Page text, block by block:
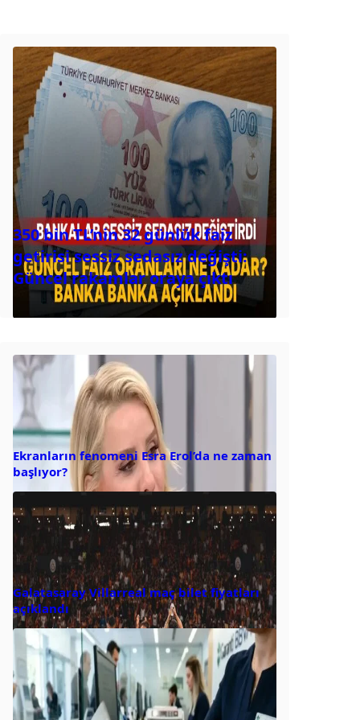
350 bin TL’nin 32 günlük faiz
getirisi sessiz sedasız değişti:
Güncel rakamlar oraya çıktı
Ekranların fenomeni Esra Erol’da ne zaman
başlıyor?
Galatasaray Villarreal maç bilet fiyatları
açıklandı